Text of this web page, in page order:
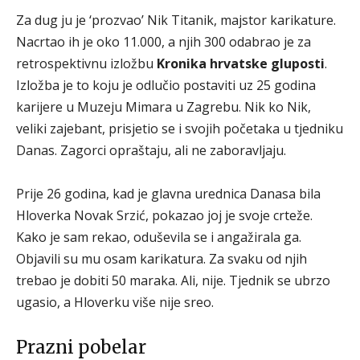
Za dug ju je ‘prozvao’ Nik Titanik, majstor karikature.
Nacrtao ih je oko 11.000, a njih 300 odabrao je za
retrospektivnu izložbu Kronika hrvatske gluposti.
Izložba je to koju je odlučio postaviti uz 25 godina
karijere u Muzeju Mimara u Zagrebu. Nik ko Nik,
veliki zajebant, prisjetio se i svojih početaka u tjedniku
Danas. Zagorci opraštaju, ali ne zaboravljaju.
Prije 26 godina, kad je glavna urednica Danasa bila
Hloverka Novak Srzić, pokazao joj je svoje crteže.
Kako je sam rekao, oduševila se i angažirala ga.
Objavili su mu osam karikatura. Za svaku od njih
trebao je dobiti 50 maraka. Ali, nije. Tjednik se ubrzo
ugasio, a Hloverku više nije sreo.
Prazni pobelar